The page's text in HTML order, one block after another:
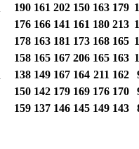
190 161 202 150 163 179
176 166 141 161 180 213
178 163 181 173 168 165
158 165 167 206 165 163
138 149 167 164 211 162
150 142 179 169 176 170
159 137 146 145 149 143